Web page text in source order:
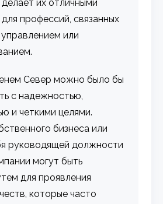
их отличными
профессий, связанных
или
Север можно было бы
с надежностью,
и четкими целями.
бизнеса или
руководящей должности
могут быть
для проявления
которые часто